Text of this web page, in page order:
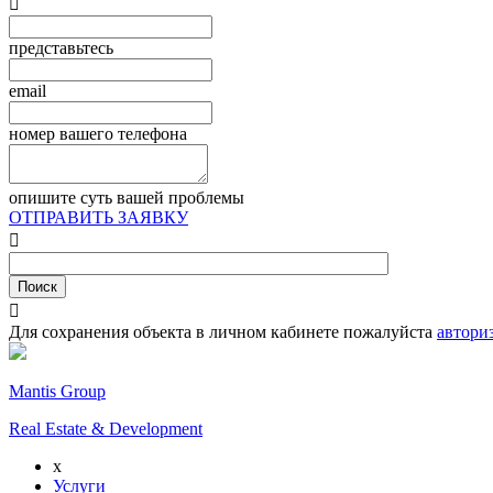

представьтесь
email
номер вашего телефона
опишите суть вашей проблемы
ОТПРАВИТЬ ЗАЯВКУ


Для сохранения объекта в личном кабинете пожалуйста
Mantis Group
Real Estate & Development
x
Услуги